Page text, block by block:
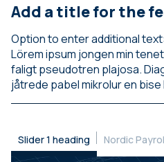
Add a title for the
Option to enter additional text:
Lörem ipsum jongen min
faligt pseudotren plajosa.
jåtrede pabel mikrolur en bise
Slider 1 heading Nordic